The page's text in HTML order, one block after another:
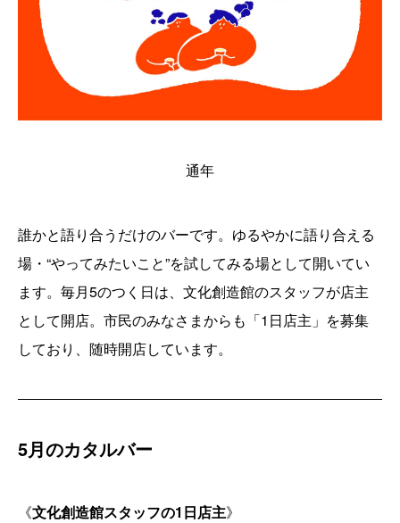
通年
誰かと語り合うだけのバーです。ゆるやかに語り合える
場・“やってみたいこと”を試してみる場として開いてい
ます。毎月5のつく日は、文化創造館のスタッフが店主
として開店。市民のみなさまからも「1日店主」を募集
しており、随時開店しています。
5月のカタルバー
《文化創造館スタッフの1日店主》